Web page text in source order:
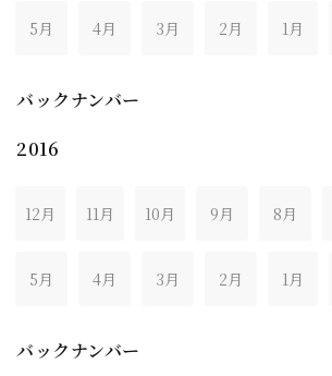
5月 4月 3月 2月 1月
バックナンバー
2016
12月 11月 10月 9月 8月
5月 4月 3月 2月 1月
バックナンバー